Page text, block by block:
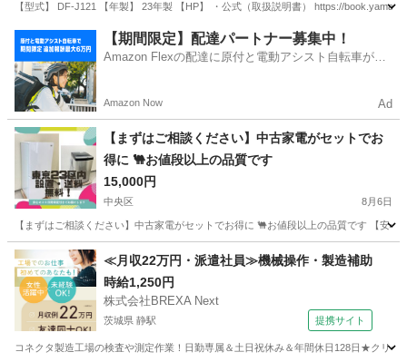
【型式】 DF-J121 【年製】 23年製 【HP】 ・公式（取扱説明書） https://
泉岳寺駅 季節、空調家電
セラミックファンヒーター
【期間限定】配達パートナー募集中！
Amazon Flexの配達に原付と電動アシスト自転車が登
Amazon Now Ad
【まずはご相談ください】中古家電がセットでお
得に 🐫お値段以上の品質です
15,000円
中央区 8月6日
【まずはご相談ください】中古家電がセットでお得に 🐫お値段以上の品質です 【安
東京 中央区 キッチン家電 神奈川 横浜市 キッチン家電
取り付け
≪月収22万円・派遣社員≫機械操作・製造補助
時給1,250円
株式会社BREXA Next
茨城県 静駅 提携サイト
コネクタ製造工場の検査や測定作業！日勤専属＆土日祝休み＆年間休日128日★クリ